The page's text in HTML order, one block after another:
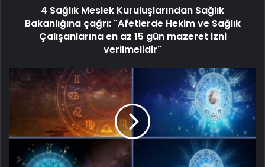
4 Sağlık Meslek Kuruluşlarından Sağlık
Bakanlığına çağrı: "Afetlerde Hekim ve Sağlık
Çalışanlarına en az 15 gün mazeret izni
verilmelidir"